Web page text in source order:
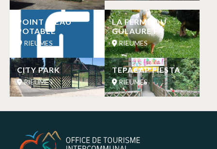
POINT D’EAU
POTABLE
RIEUMES
LA FERME DU
GULAURET
RIEUMES
CITY PARK
RIEUMES
TEPACAP FIESTA
RIEUMES